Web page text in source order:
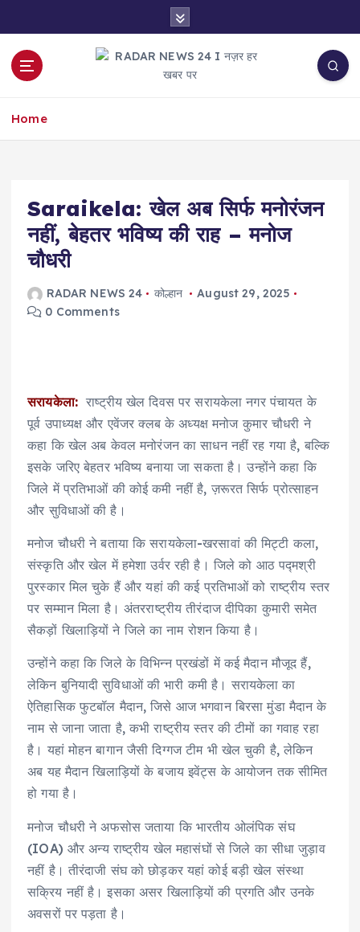
o
Home
Saraikela: खेल अब सिर्फ मनोरंजन
नहीं, बेहतर भविष्य की राह – मनोज
चौधरी
RADAR NEWS 24 कोल्हान
August 29, 2025
0 Comments
सरायकेला: राष्ट्रीय खेल दिवस पर सरायकेला नगर पंचायत के
पूर्व उपाध्यक्ष और एवेंजर क्लब के अध्यक्ष मनोज कुमार चौधरी ने
कहा कि खेल अब केवल मनोरंजन का साधन नहीं रह गया है, बल्कि
इसके जरिए बेहतर भविष्य बनाया जा सकता है। उन्होंने कहा कि
जिले में प्रतिभाओं की कोई कमी नहीं है, ज़रूरत सिर्फ प्रोत्साहन
और सुविधाओं की है।
मनोज चौधरी ने बताया कि सरायकेला-खरसावां की मिट्टी कला,
संस्कृति और खेल में हमेशा उर्वर रही है। जिले को आठ पद्मश्री
पुरस्कार मिल चुके हैं और यहां की कई प्रतिभाओं को राष्ट्रीय स्तर
पर सम्मान मिला है। अंतरराष्ट्रीय तीरंदाज दीपिका कुमारी समेत
सैकड़ों खिलाड़ियों ने जिले का नाम रोशन किया है।
उन्होंने कहा कि जिले के विभिन्न प्रखंडों में कई मैदान मौजूद हैं,
लेकिन बुनियादी सुविधाओं की भारी कमी है। सरायकेला का
ऐतिहासिक फुटबॉल मैदान, जिसे आज भगवान बिरसा मुंडा मैदान के
नाम से जाना जाता है, कभी राष्ट्रीय स्तर की टीमों का गवाह रहा
है। यहां मोहन बागान जैसी दिग्गज टीम भी खेल चुकी है, लेकिन
अब यह मैदान खिलाड़ियों के बजाय इवेंट्स के आयोजन तक सीमित
हो गया है।
मनोज चौधरी ने अफसोस जताया कि भारतीय ओलंपिक संघ
(IOA) और अन्य राष्ट्रीय खेल महासंघों से जिले का सीधा जुड़ाव
नहीं है। तीरंदाजी संघ को छोड़कर यहां कोई बड़ी खेल संस्था
सक्रिय नहीं है। इसका असर खिलाड़ियों की प्रगति और उनके
अवसरों पर पड़ता है।